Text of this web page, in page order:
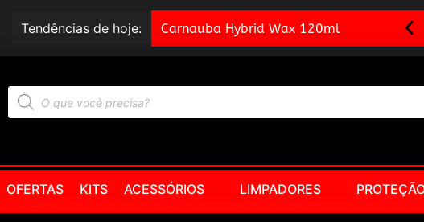
Tendências de hoje: Carnauba Hybrid Wax 120ml
OFERTAS KITS ACESSÓRIOS LIMPADORES